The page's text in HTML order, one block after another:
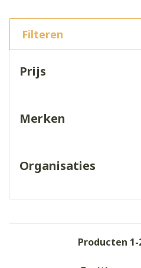
Filteren
Prijs
Merken
Organisaties
Producten 1-